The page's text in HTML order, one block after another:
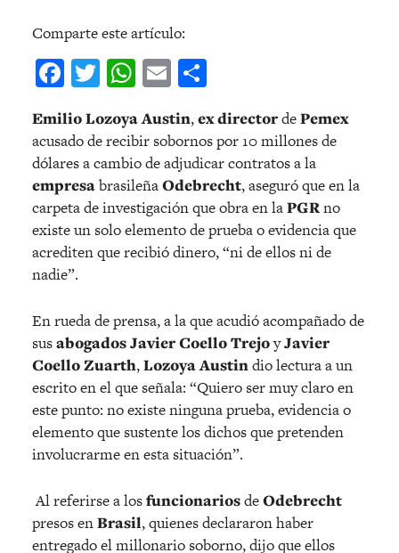
Comparte este artículo:
Facebook
Twitter
WhatsApp
Email
Emilio Lozoya Austin,ex directordePemex
acusado de recibir sobornos por 10 millones de
dólares a cambio de adjudicar contratos a la
empresabrasileñaOdebrecht, aseguró que en la
carpeta de investigación que obra en laPGRno
existe un solo elemento de prueba o evidencia que
acrediten que recibió dinero, “ni de ellos ni de
nadie”.
En rueda de prensa, a la que acudió acompañado de
susabogados Javier Coello TrejoyJavier
Coello Zuarth,Lozoya Austindio lectura a un
escrito en el que señala: “Quiero ser muy claro en
este punto: no existe ninguna prueba, evidencia o
elemento que sustente los dichos que pretenden
involucrarme en esta situación”.
Al referirse a losfuncionariosdeOdebrecht
presos enBrasil, quienes declararon haber
entregado el millonario soborno, dijo que ellos